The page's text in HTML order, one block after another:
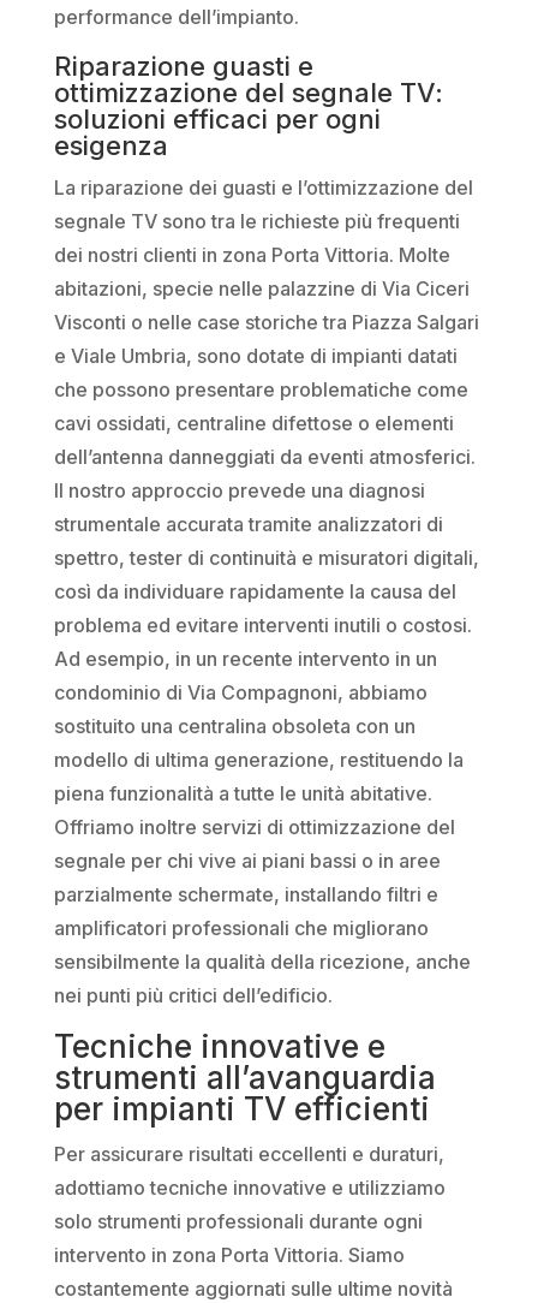
performance dell’impianto.
Riparazione guasti e
ottimizzazione del segnale TV:
soluzioni efficaci per ogni
esigenza
La riparazione dei guasti e l’ottimizzazione del
segnale TV sono tra le richieste più frequenti
dei nostri clienti in zona Porta Vittoria. Molte
abitazioni, specie nelle palazzine di Via Ciceri
Visconti o nelle case storiche tra Piazza Salgari
e Viale Umbria, sono dotate di impianti datati
che possono presentare problematiche come
cavi ossidati, centraline difettose o elementi
dell’antenna danneggiati da eventi atmosferici.
Il nostro approccio prevede una diagnosi
strumentale accurata tramite analizzatori di
spettro, tester di continuità e misuratori digitali,
così da individuare rapidamente la causa del
problema ed evitare interventi inutili o costosi.
Ad esempio, in un recente intervento in un
condominio di Via Compagnoni, abbiamo
sostituito una centralina obsoleta con un
modello di ultima generazione, restituendo la
piena funzionalità a tutte le unità abitative.
Offriamo inoltre servizi di ottimizzazione del
segnale per chi vive ai piani bassi o in aree
parzialmente schermate, installando filtri e
amplificatori professionali che migliorano
sensibilmente la qualità della ricezione, anche
nei punti più critici dell’edificio.
Tecniche innovative e
strumenti all’avanguardia
per impianti TV efficienti
Per assicurare risultati eccellenti e duraturi,
adottiamo tecniche innovative e utilizziamo
solo strumenti professionali durante ogni
intervento in zona Porta Vittoria. Siamo
costantemente aggiornati sulle ultime novità